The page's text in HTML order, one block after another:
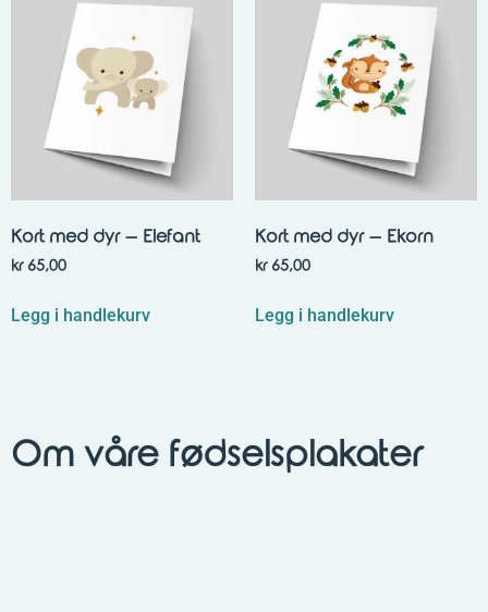
Kort med dyr – Elefant
kr65,00
Legg i handlekurv
Kort med dyr – Ekorn
kr65,00
Legg i handlekurv
Om våre fødselsplakater